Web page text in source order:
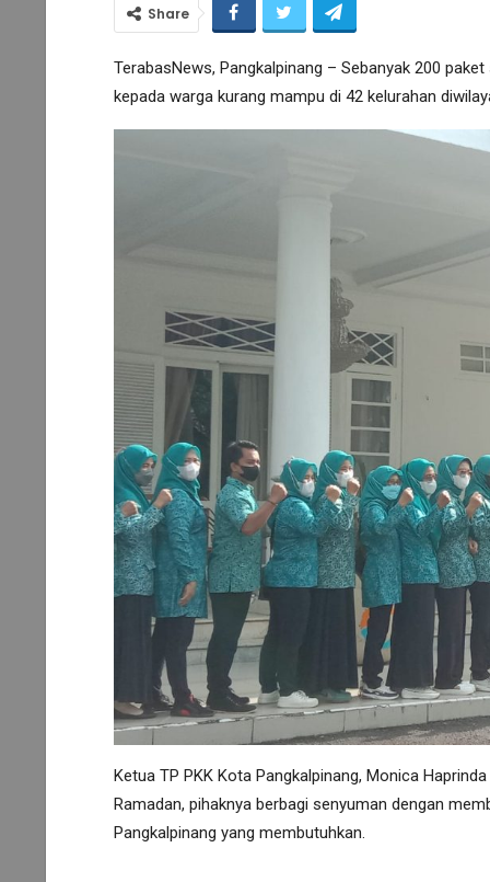
Share
TerabasNews, Pangkalpinang – Sebanyak 200
kepada warga kurang mampu di 42 kelurahan
Ketua TP PKK Kota Pangkalpinang, Monica
Ramadan, pihaknya berbagi senyuman dengan
Pangkalpinang yang membutuhkan.